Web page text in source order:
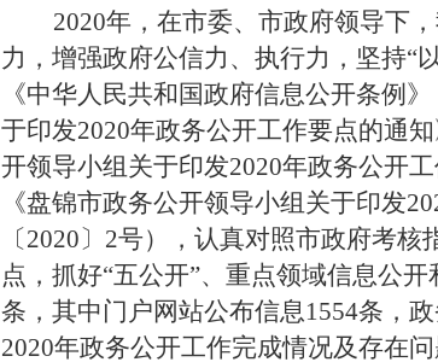
2020年，在市委、市政府领导下
力，增强政府公信力、执行力，坚持“
《中华人民共和国政府信息公开条例
于印发2020年政务公开工作要点的通
开领导小组关于印发2020年政务公开
《盘锦市政务公开领导小组关于印发
〔2020〕 2号），认真对照市政府考核
点，抓好“五公开”、重点领域信息公
条，其中门户网站公布信息1554条，
2020年政务公开工作完成情况及存在